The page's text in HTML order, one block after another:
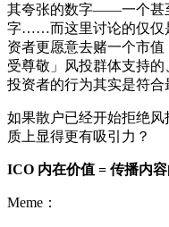
其夸张的数字——一个甚
字……而这里讨论的仅仅
资者更愿意去赌一个市
受尊敬」风投群体支持
投资者的行为其实是符合
如果散户已经开始拒绝
质上显得更有吸引力？
ICO 内在价值 = 传播内
Meme：